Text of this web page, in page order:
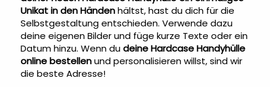
Unikat in den Händenhältst, hast du dich für die
Selbstgestaltung entschieden. Verwende dazu
deine eigenen Bilder und füge kurze Texte oder ein
Datum hinzu. Wenn dudeine Hardcase Handyhülle
online bestellenund personalisieren willst, sind wir
die beste Adresse!